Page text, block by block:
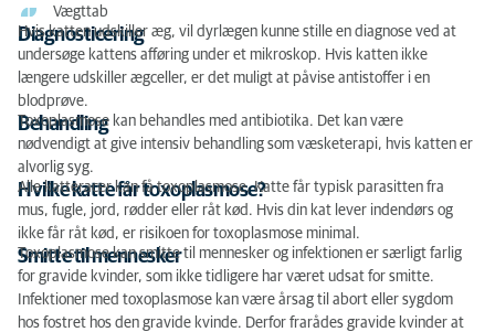
Vægttab
Diagnosticering
Hvis katten udskiller æg, vil dyrlægen kunne stille en diagnose ved at
undersøge kattens afføring under et mikroskop. Hvis katten ikke
længere udskiller ægceller, er det muligt at påvise antistoffer i en
blodprøve.
Behandling
Toxoplasmose kan behandles med antibiotika. Det kan være
nødvendigt at give intensiv behandling som væsketerapi, hvis katten er
alvorlig syg.
Hvilke katte får toxoplasmose?
Alle katteracer kan få toxoplasmose. Katte får typisk parasitten fra
mus, fugle, jord, rødder eller råt kød. Hvis din kat lever indendørs og
ikke får råt kød, er risikoen for toxoplasmose minimal.
Smitte til mennesker
Toxoplasmose kan smitte til mennesker og infektionen er særligt farlig
for gravide kvinder, som ikke tidligere har været udsat for smitte.
Infektioner med toxoplasmose kan være årsag til abort eller sygdom
hos fostret hos den gravide kvinde. Derfor frarådes gravide kvinder at